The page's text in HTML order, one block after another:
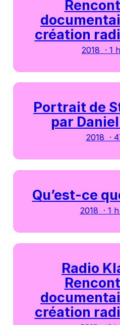
création
2018 · 1
Portrait de
par
2018 ·
Qu’est-ce
2018 · 1
Radio
création